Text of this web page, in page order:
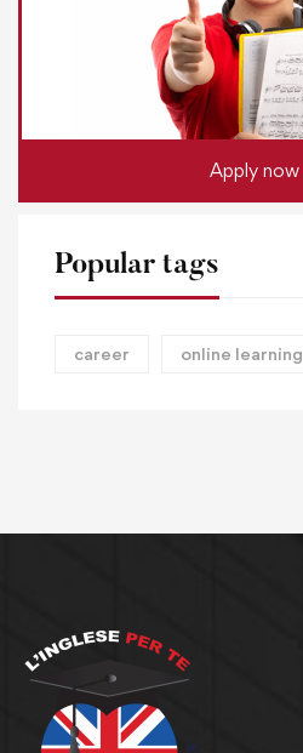
Apply now
Popular tags
career online learning